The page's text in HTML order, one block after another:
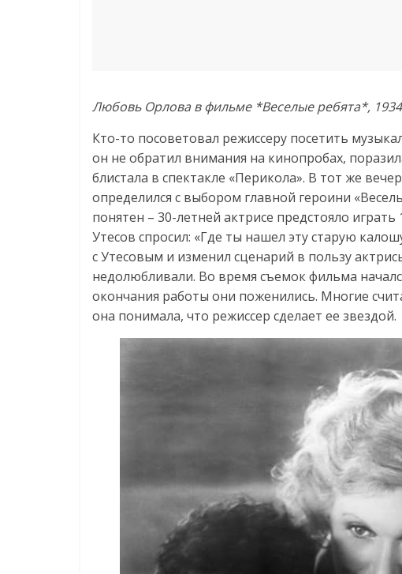
Любовь Орлова в фильме *Веселые ребята*,
Кто-то посоветовал режиссеру посетить
он не обратил внимания на кинопробах,
блистала в спектакле «Перикола». В тот же
определился с выбором главной героини
понятен – 30-летней актрисе предстояло
Утесов спросил: «Где ты нашел эту старую
с Утесовым и изменил сценарий в пользу
недолюбливали. Во время съемок фильма
окончания работы они поженились. Многие
она понимала, что режиссер сделает ее звездой.